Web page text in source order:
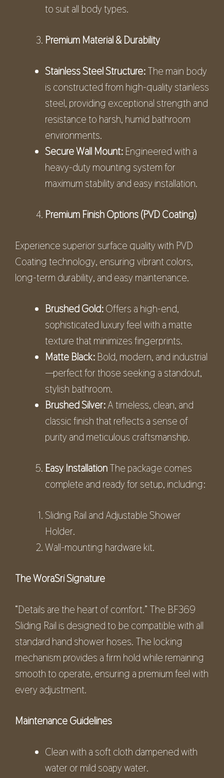
to suit all body types.
Premium Material & Durability
Stainless Steel Structure:The main body
is constructed from high-quality stainless
steel, providing exceptional strength and
resistance to harsh, humid bathroom
environments.
Secure Wall Mount:Engineered with a
heavy-duty mounting system for
maximum stability and easy installation.
Premium Finish Options (PVD Coating)
Experience superior surface quality with PVD
Coating technology, ensuring vibrant colors,
long-term durability, and easy maintenance.
Brushed Gold:Offers a high-end,
sophisticated luxury feel with a matte
texture that minimizes fingerprints.
Matte Black:Bold, modern, and industrial
—perfect for those seeking a standout,
stylish bathroom.
Brushed Silver:A timeless, clean, and
classic finish that reflects a sense of
purity and meticulous craftsmanship.
Easy InstallationThe package comes
complete and ready for setup, including:
Sliding Rail and Adjustable Shower
Holder.
Wall-mounting hardware kit.
The WoraSri Signature
“Details are the heart of comfort.” The BF369
Sliding Rail is designed to be compatible with all
standard hand shower hoses. The locking
mechanism provides a firm hold while remaining
smooth to operate, ensuring a premium feel with
every adjustment.
Maintenance Guidelines
Clean with a soft cloth dampened with
water or mild soapy water.